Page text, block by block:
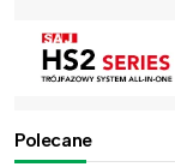
Polecane